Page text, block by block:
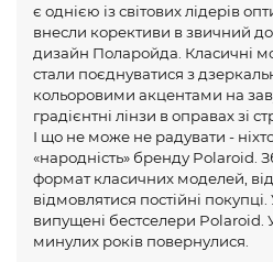
є однією із світових лідерів
внесли корективи в звичний
дизайн Поларойда. Класичні
стали поєднуватися з
кольоровими акцентами на
градієнтні лінзи в оправах зі
І що не може не радувати -
«народність» бренду Polaroid.
формат класичних моделей, від
відмовлятися постійні
випущені бестселери Polaroid.
минулих років повернулися.